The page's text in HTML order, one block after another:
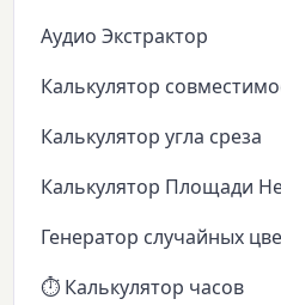
Аудио Экстрактор
Калькулятор
Калькулятор угла среза
Калькулятор Площади
Генератор случайных
⏱️ Калькулятор часов